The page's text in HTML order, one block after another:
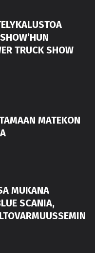
TRUCK SHOW
MATEKON
MUKANA
SCANIA,